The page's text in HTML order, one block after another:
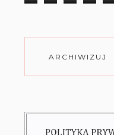
ARCHIWIZUJ